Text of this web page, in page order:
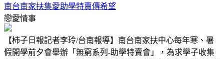
南台南家扶集愛助學特賣傳希望
戀愛情事
【柿子日報記者李玲/台南報導】南台南家扶中心每年寒、暑
假開學前夕會舉辦「無窮系列-助學特賣會」，為求學子收集